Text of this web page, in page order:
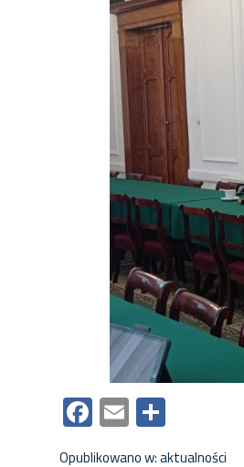
Facebook
Email
Opublikowano w:aktualności